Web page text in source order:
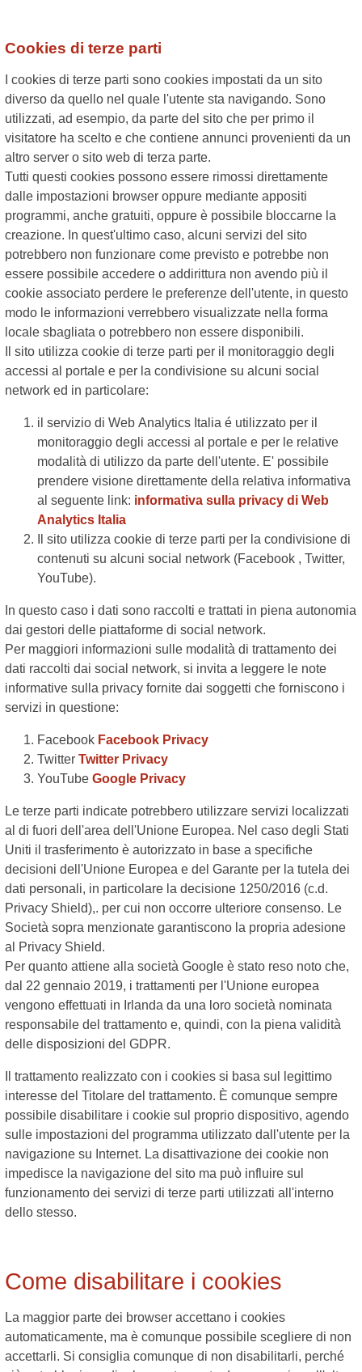
Cookies di terze parti
I cookies di terze parti sono cookies impostati da un sito
diverso da quello nel quale l'utente sta navigando. Sono
utilizzati, ad esempio, da parte del sito che per primo il
visitatore ha scelto e che contiene annunci provenienti da un
altro server o sito web di terza parte.
Tutti questi cookies possono essere rimossi direttamente
dalle impostazioni browser oppure mediante appositi
programmi, anche gratuiti, oppure è possibile bloccarne la
creazione. In quest'ultimo caso, alcuni servizi del sito
potrebbero non funzionare come previsto e potrebbe non
essere possibile accedere o addirittura non avendo più il
cookie associato perdere le preferenze dell'utente, in questo
modo le informazioni verrebbero visualizzate nella forma
locale sbagliata o potrebbero non essere disponibili.
Il sito utilizza cookie di terze parti per il monitoraggio degli
accessi al portale e per la condivisione su alcuni social
network ed in particolare:
il servizio di Web Analytics Italia é utilizzato per il
monitoraggio degli accessi al portale e per le relative
modalità di utilizzo da parte dell'utente. E' possibile
prendere visione direttamente della relativa informativa
al seguente link: informativa sulla privacy di Web
Analytics Italia
Il sito utilizza cookie di terze parti per la condivisione di
contenuti su alcuni social network (Facebook , Twitter,
YouTube).
In questo caso i dati sono raccolti e trattati in piena autonomia
dai gestori delle piattaforme di social network.
Per maggiori informazioni sulle modalità di trattamento dei
dati raccolti dai social network, si invita a leggere le note
informative sulla privacy fornite dai soggetti che forniscono i
servizi in questione:
Facebook Facebook Privacy
Twitter Twitter Privacy
YouTube Google Privacy
Le terze parti indicate potrebbero utilizzare servizi localizzati
al di fuori dell'area dell'Unione Europea. Nel caso degli Stati
Uniti il trasferimento è autorizzato in base a specifiche
decisioni dell'Unione Europea e del Garante per la tutela dei
dati personali, in particolare la decisione 1250/2016 (c.d.
Privacy Shield),. per cui non occorre ulteriore consenso. Le
Società sopra menzionate garantiscono la propria adesione
al Privacy Shield.
Per quanto attiene alla società Google è stato reso noto che,
dal 22 gennaio 2019, i trattamenti per l'Unione europea
vengono effettuati in Irlanda da una loro società nominata
responsabile del trattamento e, quindi, con la piena validità
delle disposizioni del GDPR.
Il trattamento realizzato con i cookies si basa sul legittimo
interesse del Titolare del trattamento. È comunque sempre
possibile disabilitare i cookie sul proprio dispositivo, agendo
sulle impostazioni del programma utilizzato dall'utente per la
navigazione su Internet. La disattivazione dei cookie non
impedisce la navigazione del sito ma può influire sul
funzionamento dei servizi di terze parti utilizzati all'interno
dello stesso.
Come disabilitare i cookies
La maggior parte dei browser accettano i cookies
automaticamente, ma è comunque possibile scegliere di non
accettarli. Si consiglia comunque di non disabilitarli, perché